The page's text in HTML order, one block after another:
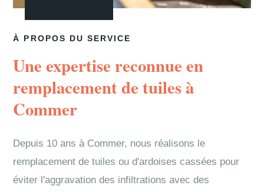
À PROPOS DU SERVICE
Une expertise reconnue en
remplacement de tuiles à
Commer
Depuis 10 ans à Commer, nous réalisons le
remplacement de tuiles ou d'ardoises cassées pour
éviter l'aggravation des infiltrations avec des